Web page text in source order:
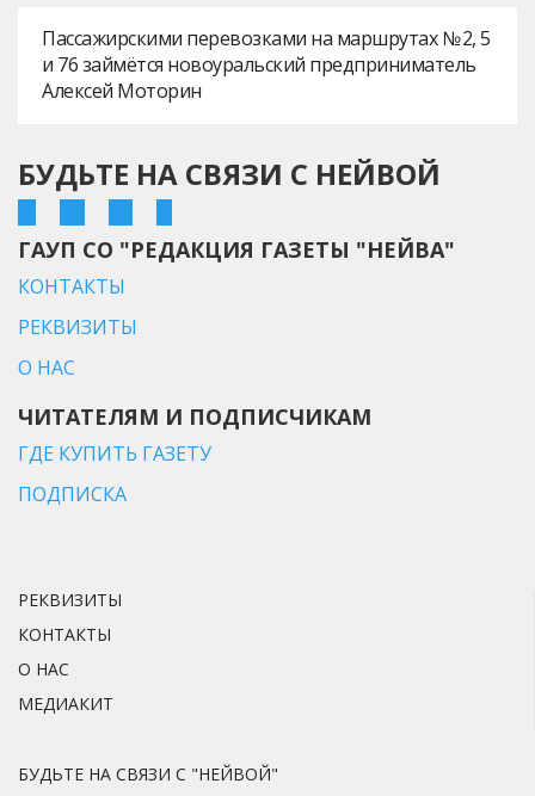
Пассажирскими перевозками на маршрутах № 2, 5
и 76 займётся новоуральский предприниматель
Алексей Моторин
БУДЬТЕ НА СВЯЗИ С НЕЙВОЙ
ГАУП СО "РЕДАКЦИЯ ГАЗЕТЫ "НЕЙВА"
КОНТАКТЫ
РЕКВИЗИТЫ
О НАС
ЧИТАТЕЛЯМ И ПОДПИСЧИКАМ
ГДЕ КУПИТЬ ГАЗЕТУ
ПОДПИСКА
РЕКВИЗИТЫ
КОНТАКТЫ
О НАС
МЕДИАКИТ
БУДЬТЕ НА СВЯЗИ С "НЕЙВОЙ"